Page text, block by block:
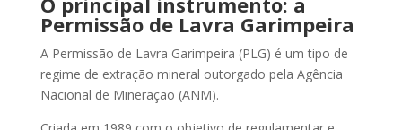
Permissão de Lavra Garimpeira
A Permissão de Lavra Garimpeira (PLG) é um tipo de
regime de extração mineral outorgado pela Agência
Nacional de Mineração (ANM).